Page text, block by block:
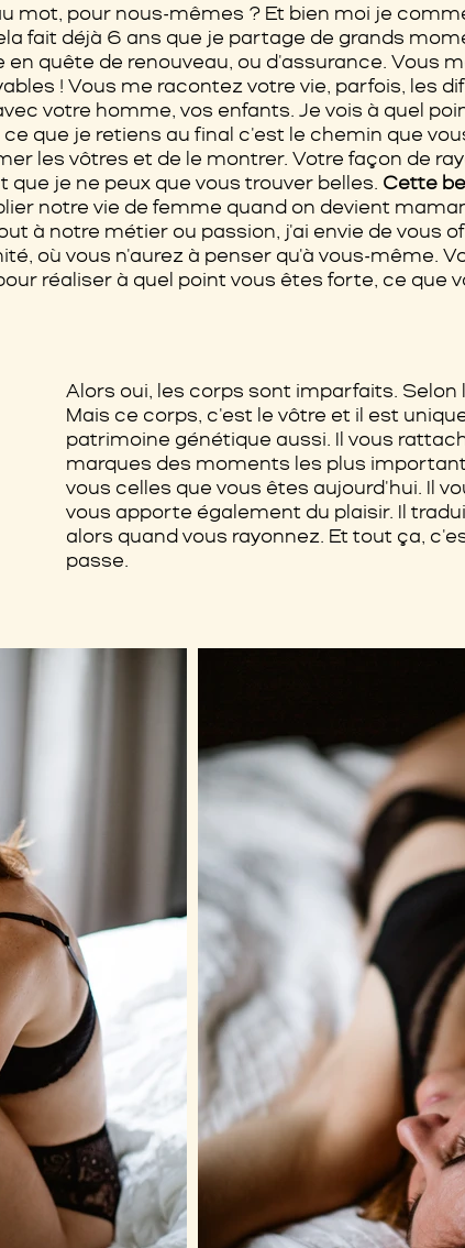
mot, pour nous-mêmes ? Et bien moi je
fait déjà 6 ans que je partage de grands
quête de renouveau, ou d'assurance. Vous
! Vous me racontez votre vie, parfois, les
votre homme, vos enfants. Je vois à quel
que je retiens au final c'est le chemin que
les vôtres et de le montrer. Votre façon de
je ne peux que vous trouver belles. Cette
notre vie de femme quand on devient
à notre métier ou passion, j'ai envie de vous
où vous n'aurez à penser qu'à vous-même.
réaliser à quel point vous êtes forte, ce que
Alors oui, les corps sont imparfaits. Selon
Mais ce corps, c'est le vôtre et il est
patrimoine génétique aussi. Il vous
marques des moments les plus
vous celles que vous êtes aujourd'hui. Il
vous apporte également du plaisir. Il
alors quand vous rayonnez. Et tout ça,
passe.